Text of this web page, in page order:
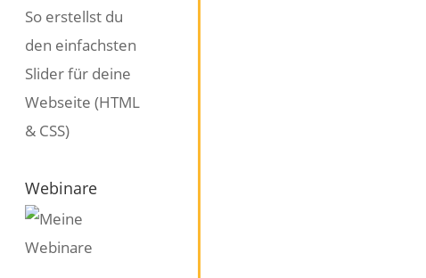
So erstellst du
den einfachsten
Slider für deine
Webseite (HTML
& CSS)
Webinare